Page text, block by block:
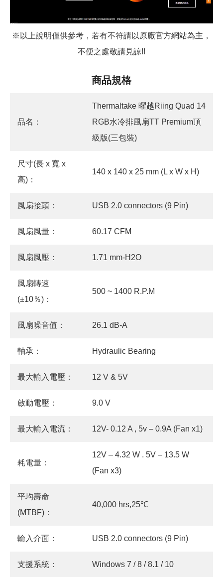
※以上說明僅供參考，若有不符請以原廠官方網站為主，
不便之處敬請見諒!!
商品規格
品名：
Thermaltake 曜越Riing Quad 14
RGB水冷排風扇TT Premium頂
級版(三包裝)
尺寸(長 x 寬 x
高)：
140 x 140 x 25 mm (L x W x H)
風扇接頭： USB 2.0 connectors (9 Pin)
風扇風量： 60.17 CFM
風扇風壓： 1.71 mm-H2O
風扇轉速
(±10％)：
500 ~ 1400 R.P.M
風扇噪音值： 26.1 dB-A
軸承： Hydraulic Bearing
最大輸入電壓： 12 V & 5V
啟動電壓： 9.0 V
最大輸入電流： 12V- 0.12 A , 5v – 0.9A (Fan x1)
耗電量：
12V – 4.32 W . 5V – 13.5 W
(Fan x3)
平均壽命
(MTBF)：
40,000 hrs,25℃
輸入介面： USB 2.0 connectors (9 Pin)
支援系統： Windows 7 / 8 / 8.1 / 10